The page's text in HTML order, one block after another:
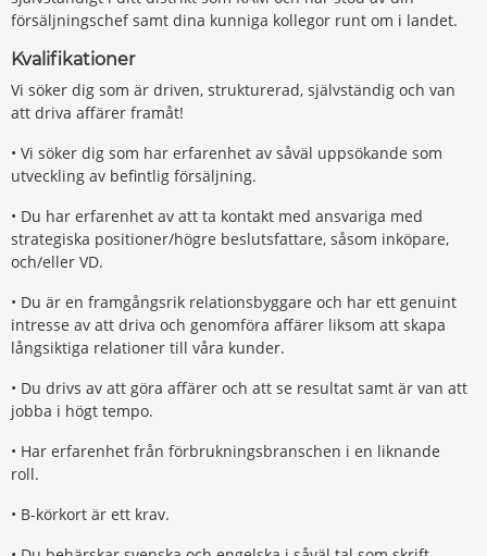
försäljningschef samt dina kunniga kollegor runt om i landet.
Kvalifikationer
Vi söker dig som är driven, strukturerad, självständig och van
att driva affärer framåt!
• Vi söker dig som har erfarenhet av såväl uppsökande som
utveckling av befintlig försäljning.
• Du har erfarenhet av att ta kontakt med ansvariga med
strategiska positioner/högre beslutsfattare, såsom inköpare,
och/eller VD.
• Du är en framgångsrik relationsbyggare och har ett genuint
intresse av att driva och genomföra affärer liksom att skapa
långsiktiga relationer till våra kunder.
• Du drivs av att göra affärer och att se resultat samt är van att
jobba i högt tempo.
• Har erfarenhet från förbrukningsbranschen i en liknande
roll.
• B-körkort är ett krav.